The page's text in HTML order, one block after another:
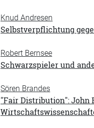
Knud Andresen
Selbstverpflichtung
Robert Bernsee
Schwarzspieler und
Sören Brandes
"Fair Distribution": John